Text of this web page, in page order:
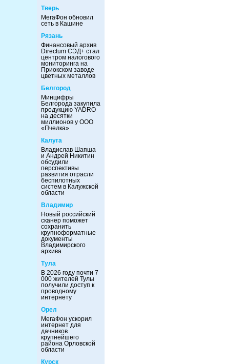
Тверь
МегаФон обновил
сеть в Кашине
Рязань
Финансовый архив
Directum СЭД+ стал
центром налогового
мониторинга на
Приокском заводе
цветных металлов
Белгород
Минцифры
Белгорода закупила
продукцию YADRO
на десятки
миллионов у ООО
«Пчелка»
Калуга
Владислав Шапша
и Андрей Никитин
обсудили
перспективы
развития отрасли
беспилотных
систем в Калужской
области
Владимир
Новый российский
сканер поможет
сохранить
крупноформатные
документы
Владимирского
архива
Тула
В 2026 году почти 7
000 жителей Тулы
получили доступ к
проводному
интернету
Орел
МегаФон ускорил
интернет для
дачников
крупнейшего
района Орловской
области
Курск